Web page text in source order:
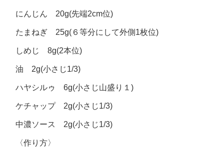
にんじん 20g(先端2cm位)
たまねぎ 25g(６等分にして外側1枚位)
しめじ 8g(2本位)
油 2g(小さじ1/3)
ハヤシルゥ 6g(小さじ山盛り１)
ケチャップ 2g(小さじ1/3)
中濃ソース 2g(小さじ1/3)
〈作り方〉